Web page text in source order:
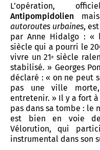
L’opération,
Antipompidolien
autoroutes urbaines,
par Anne Hidalgo : «
siècle qui a pourri le 20
vivre un 21e
siècle
stabilisé. » Georges
déclaré : « on ne peut
pas une ville
entretenir. » Il y a fort
pas dans sa tombe : le
est bien en voie
Vélorution, qui
instrumental dans son